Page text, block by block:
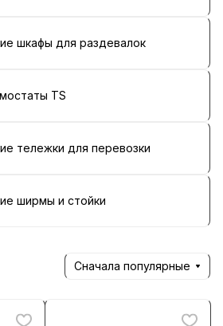
шкафы для раздевалок
TS
тележки для перевозки
ширмы и стойки
Сначала популярные